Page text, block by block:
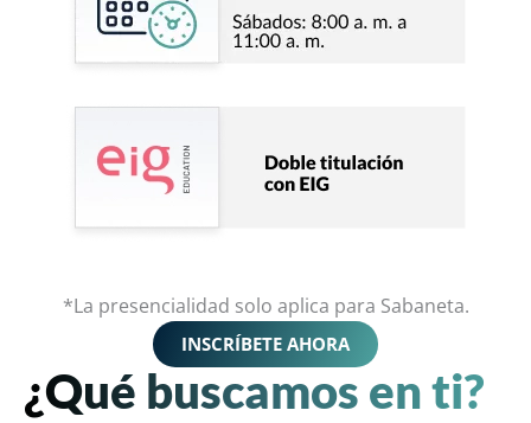
*La presencialidad solo aplica para Sabaneta.
INSCRÍBETE AHORA
¿Qué buscamos en ti?